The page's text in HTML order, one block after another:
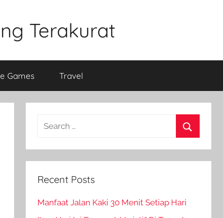
Terakurat
Games Travel
Search
Recent Posts
Manfaat Jalan Kaki 30 Menit Setiap Hari